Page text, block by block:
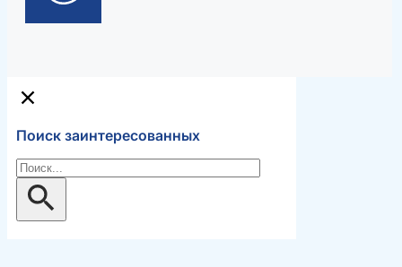
Поиск заинтересованных
Поиск